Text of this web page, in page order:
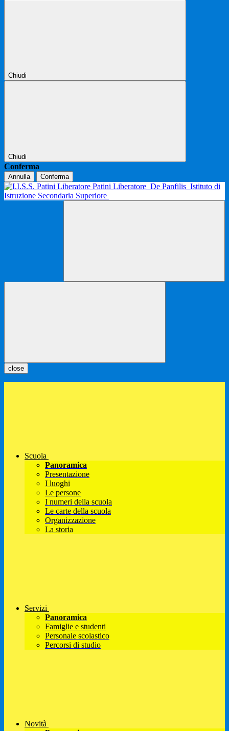
Chiudi
Chiudi
Conferma
Annulla Conferma
Patini Liberatore De Panfilis Istituto di
Istruzione Secondaria Superiore
close
Scuola
Panoramica
Presentazione
I luoghi
Le persone
I numeri della scuola
Le carte della scuola
Organizzazione
La storia
Servizi
Panoramica
Famiglie e studenti
Personale scolastico
Percorsi di studio
Novità